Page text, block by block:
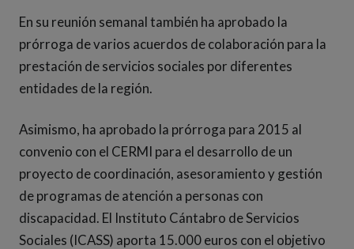
En su reunión semanal también ha aprobado la
prórroga de varios acuerdos de colaboración para la
prestación de servicios sociales por diferentes
entidades de la región.
Asimismo, ha aprobado la prórroga para 2015 al
convenio con el CERMI para el desarrollo de un
proyecto de coordinación, asesoramiento y gestión
de programas de atención a personas con
discapacidad. El Instituto Cántabro de Servicios
Sociales (ICASS) aporta 15.000 euros con el objetivo